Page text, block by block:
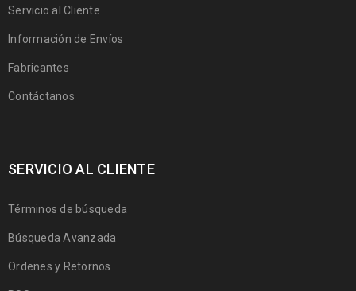
Servicio al Cliente
Información de Envíos
Fabricantes
Contáctanos
SERVICIO AL CLIENTE
Términos de búsqueda
Búsqueda Avanzada
Ordenes y Retornos